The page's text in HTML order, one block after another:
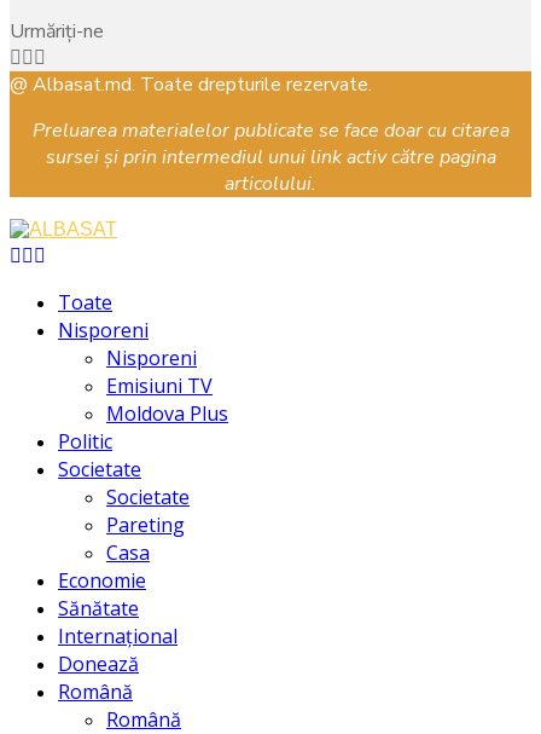
Urmăriți-ne
Facebook
Instagram
@ Albasat.md. Toate drepturile rezervate.
Preluarea materialelor publicate se face doar cu citarea
sursei și prin intermediul unui link activ către pagina
articolului.
Facebook
Instagram
Toate
Nisporeni
Nisporeni
Emisiuni TV
Moldova Plus
Politic
Societate
Societate
Pareting
Casa
Economie
Sănătate
Internațional
Donează
Română
Română